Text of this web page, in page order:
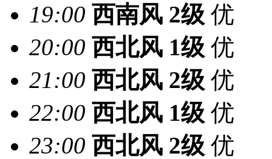
19:00 西南风 2级 优
20:00 西北风 1级 优
21:00 西北风 2级 优
22:00 西北风 1级 优
23:00 西北风 2级 优